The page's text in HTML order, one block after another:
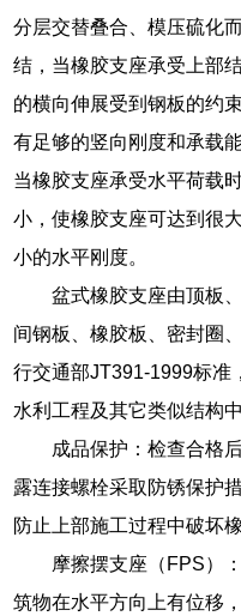
分层交替叠合、模压硫化
结，当橡胶支座承受上部
的横向伸展受到钢板的约
有足够的竖向刚度和承载
当橡胶支座承受水平荷载
小，使橡胶支座可达到很
小的水平刚度。
盆式橡胶支座由顶板
间钢板、橡胶板、密封圈
行交通部JT391-1999标准
水利工程及其它类似结构中
成品保护：检查合格
露连接螺栓采取防锈保护
防止上部施工过程中破坏
摩擦摆支座（FPS）
筑物在水平方向上有位移